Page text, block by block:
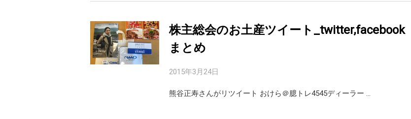
株主総会のお土産ツイート_twitter,facebook
まとめ
2015年3月24日
熊谷正寿さんがリツイート おけら＠臆トレ4545ディーラー …